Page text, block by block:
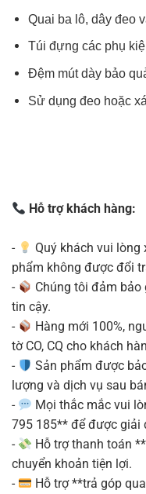
Quai ba lô, dây đeo
Túi đựng các phụ
Đệm mút dày bảo
Sử dụng đeo hoặc
Hỗ trợ khách hàng:
-
Quý khách vui lòng
phẩm không được đổi
-
Chúng tôi đảm
tin cậy.
-
Hàng mới 100%,
tờ CO, CQ cho khách
-
Sản phẩm được
lượng và dịch vụ sau
-
Mọi thắc mắc vui
795 185** để được giải
-
Hỗ trợ thanh toán
chuyển khoản tiện lợi.
-
Hỗ trợ **trả góp